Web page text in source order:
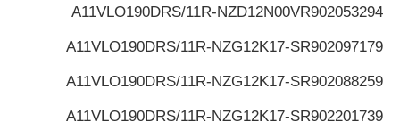
R902053294
A11VLO190DRS/11R-NZD12N00V
R902097179
A11VLO190DRS/11R-NZG12K17-S
R902088259
A11VLO190DRS/11R-NZG12K17-S
R902201739
A11VLO190DRS/11R-NZG12K17-S